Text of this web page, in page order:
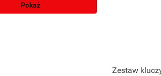
Pokaż
Zestaw